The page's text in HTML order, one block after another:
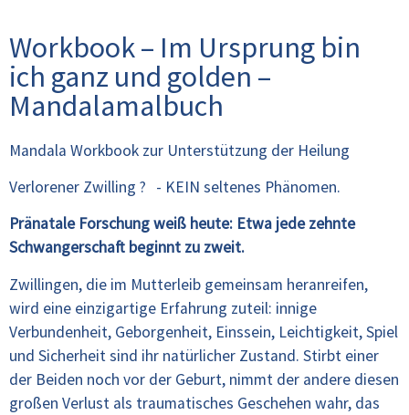
Workbook – Im Ursprung bin
ich ganz und golden –
Mandalamalbuch
Mandala Workbook zur Unterstützung der Heilung
Verlorener Zwilling ? - KEIN seltenes Phänomen.
Pränatale Forschung weiß heute: Etwa jede zehnte
Schwangerschaft beginnt zu zweit.
Zwillingen, die im Mutterleib gemeinsam heranreifen,
wird eine einzigartige Erfahrung zuteil: innige
Verbundenheit, Geborgenheit, Einssein, Leichtigkeit, Spiel
und Sicherheit sind ihr natürlicher Zustand. Stirbt einer
der Beiden noch vor der Geburt, nimmt der andere diesen
großen Verlust als traumatisches Geschehen wahr, das